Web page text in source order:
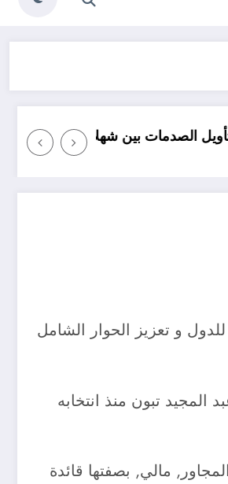
العجيلي وإليف شافاق أي
و تعزيز الحوار الشامل
المجيد تبون منذ انتخابه
مالي, بصفتها قائدة